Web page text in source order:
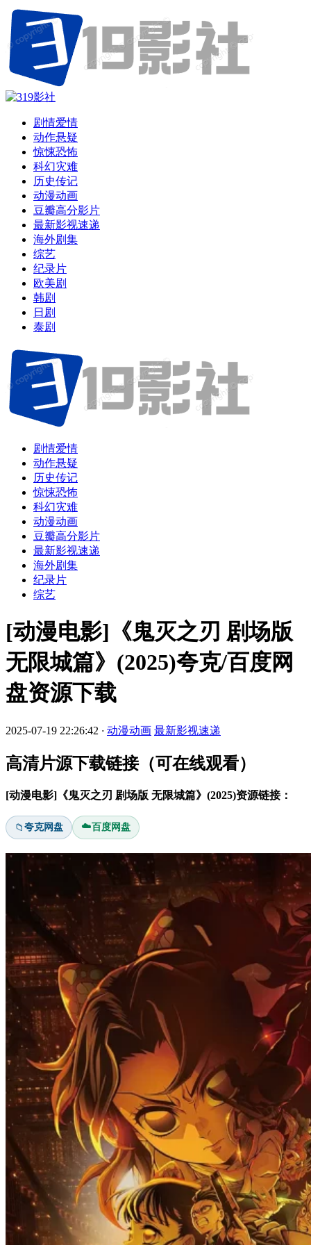
剧情爱情
动作悬疑
惊悚恐怖
科幻灾难
历史传记
动漫动画
豆瓣高分影片
最新影视速递
海外剧集
综艺
纪录片
欧美剧
韩剧
日剧
泰剧
剧情爱情
动作悬疑
历史传记
惊悚恐怖
科幻灾难
动漫动画
豆瓣高分影片
最新影视速递
海外剧集
纪录片
综艺
[动漫电影]《鬼灭之刃 剧场版
无限城篇》(2025)夸克/百度网
盘资源下载
2025-07-19 22:26:42 · 动漫动画 最新影视速递
高清片源下载链接（可在线观看）
[动漫电影]《鬼灭之刃 剧场版 无限城篇》(2025)资源链接：
📁夸克网盘 ☁️百度网盘